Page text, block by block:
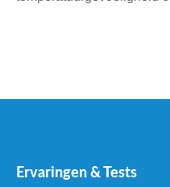
Ervaringen & Tests